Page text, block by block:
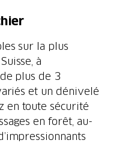
sur la plus
à
plus de 3
et un dénivelé
en toute sécurité
en forêt, au-